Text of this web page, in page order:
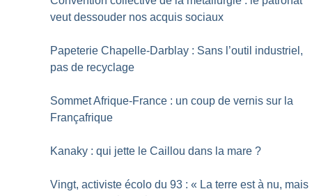
veut dessouder nos acquis sociaux
Papeterie Chapelle-Darblay : Sans l’outil industriel,
pas de recyclage
Sommet Afrique-France : un coup de vernis sur la
Françafrique
Kanaky : qui jette le Caillou dans la mare ?
Vingt, activiste écolo du 93 : « La terre est à nu, mais